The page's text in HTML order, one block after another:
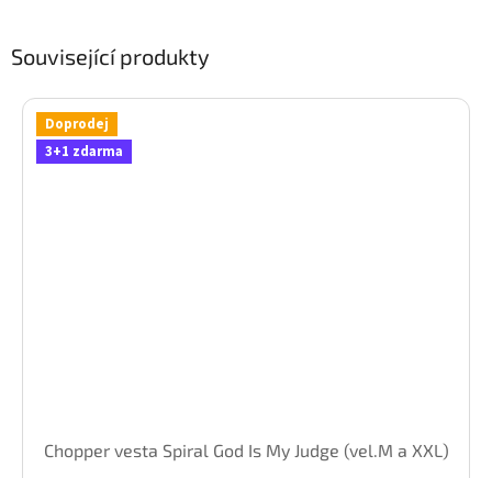
Související produkty
Doprodej
3+1 zdarma
Chopper vesta Spiral God Is My Judge (vel.M a XXL)